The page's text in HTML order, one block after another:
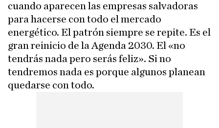
cuando aparecen las empresas salvadoras
para hacerse con todo el mercado
energético. El patrón siempre se repite. Es el
gran reinicio de la Agenda 2030. El «no
tendrás nada pero serás feliz». Si no
tendremos nada es porque algunos planean
quedarse con todo.